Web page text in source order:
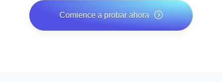
Comience a probar ahora